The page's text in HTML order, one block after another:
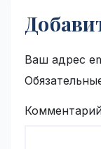
Ваш адрес